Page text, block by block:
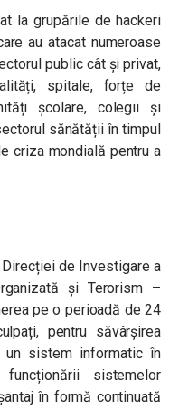
la grupările de hackeri
au atacat numeroase
public cât și privat,
spitale, forțe de
școlare, colegii și
sănătății în timpul
criza mondială pentru a
de Investigare a
și Terorism –
pe o perioadă de 24
pentru săvârșirea
sistem informatic în
funcționării sistemelor
în formă continuată